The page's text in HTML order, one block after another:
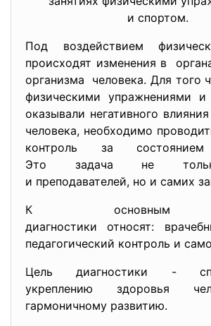
и спортом.
Под воздействием
происходят изменения в
организма человека. Для того
физическими упражнениями
оказывали негативного
человека, необходимо
контроль за состоянием
Это задача не
и преподавателей, но и самих
К основным
диагностики относят:
педагогический контроль и
Цель диагностики -
укреплению здоровья
гармоничному развитию.